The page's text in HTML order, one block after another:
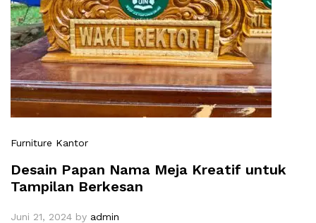
Furniture Kantor
Desain Papan Nama Meja Kreatif untuk
Tampilan Berkesan
Juni 21, 2024 by admin